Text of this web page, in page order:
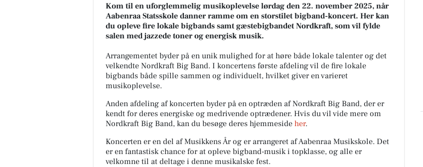
Kom til en uforglemmelig musikoplevelse lørdag den 22. november 2025, når
Aabenraa Statsskole danner ramme om en storstilet bigband-koncert. Her kan
du opleve fire lokale bigbands samt gæstebigbandet Nordkraft, som vil fylde
salen med jazzede toner og energisk musik.
Arrangementet byder på en unik mulighed for at høre både lokale talenter og det
velkendte Nordkraft Big Band. I koncertens første afdeling vil de fire lokale
bigbands både spille sammen og individuelt, hvilket giver en varieret
musikoplevelse.
Anden afdeling af koncerten byder på en optræden af Nordkraft Big Band, der er
kendt for deres energiske og medrivende optrædener. Hvis du vil vide mere om
Nordkraft Big Band, kan du besøge deres hjemmeside her.
Koncerten er en del af Musikkens År og er arrangeret af Aabenraa Musikskole. Det
er en fantastisk chance for at opleve bigband-musik i topklasse, og alle er
velkomne til at deltage i denne musikalske fest.